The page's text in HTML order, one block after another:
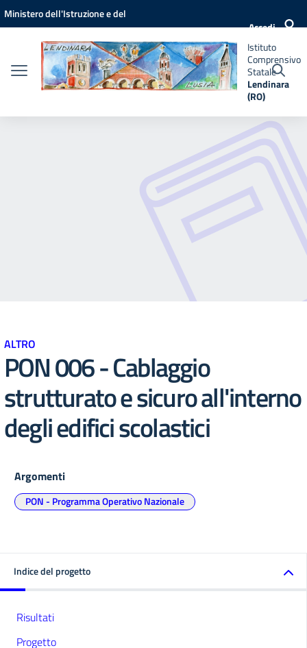
Vai ai contenuti
Vai al menu di navigazione
Vai al footer
Ministero dell'Istruzione e del
Accedi
Istituto
Comprensivo
Lendinara
(RO)
Istituto
Comprensivo
Statale
Lendinara
(RO)
ALTRO
PON 006 - Cablaggio
strutturato e sicuro all'interno
degli edifici scolastici
Argomenti
PON - Programma Operativo Nazionale
Indice del progetto
Risultati
Progetto